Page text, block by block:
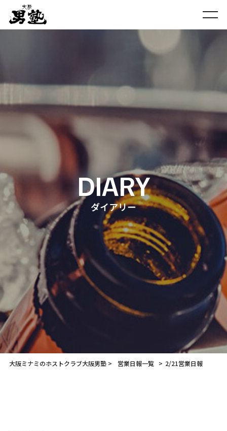
DIARY
ダイアリー
大阪ミナミのホストクラブ大阪男塾 営業日報一覧 2/21営業日報